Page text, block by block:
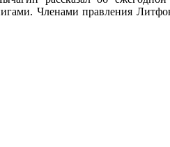
Членами правления